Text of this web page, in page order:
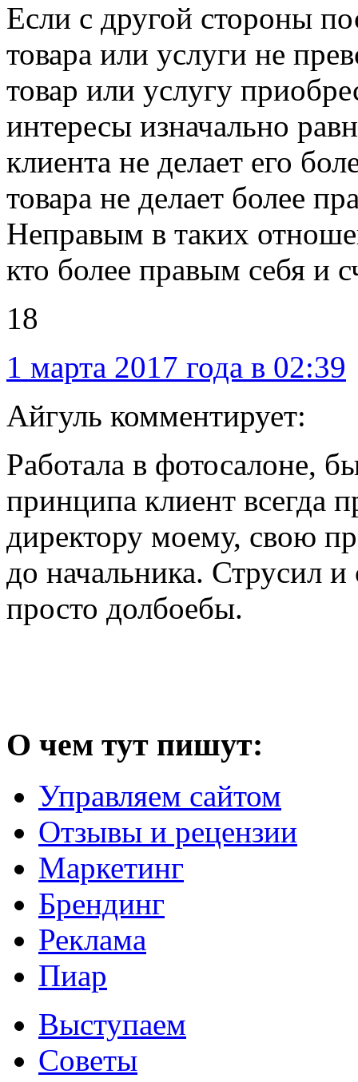
Если с другой стороны
товара или услуги не
товар или услугу
интересы изначально
клиента не делает его
товара не делает более
Неправым в таких
кто более правым себя и
18
1 марта 2017 года в 02:39
Айгуль комментирует:
Работала в фотосалоне,
принципа клиент всегда
директору моему, свою
до начальника. Струсил
просто долбоебы.
О чем тут пишут:
Управляем сайтом
Отзывы и рецензии
Маркетинг
Брендинг
Реклама
Пиар
Выступаем
Советы